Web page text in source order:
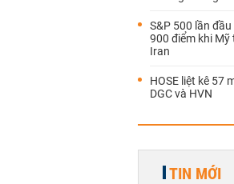
S&P 500 lần
900 điểm khi
Iran
HOSE liệt kê 57
DGC và HVN
TIN MỚI